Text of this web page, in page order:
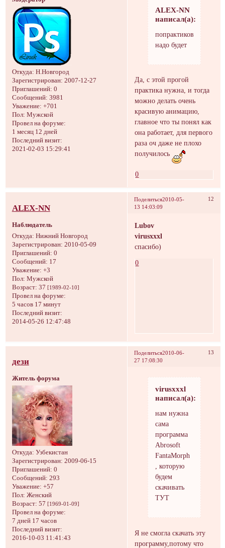
Откуда: Н.Новгород
Зарегистрирован: 2007-12-27
Приглашений: 0
Сообщений: 3981
Уважение: +701
Пол: Мужской
Провел на форуме:
1 месяц 12 дней
Последний визит:
2021-02-03 15:29:41
ALEX-NN
написал(а):
попрактиковаться
надо будет
Да, с этой прогой
практика нужна, и тогда
можно делать очень
красивую анимацию,
главное что ты понял как
она работает, для первого
раза оч даже не плохо
получилось
0
Поделиться 12
2010-05-
13 14:03:09
ALEX-NN
Наблюдатель
Откуда: Hижний Hовгород
Зарегистрирован: 2010-05-09
Приглашений: 0
Сообщений: 17
Уважение: +3
Пол: Мужской
Возраст: 37 [1989-02-10]
Провел на форуме:
5 часов 17 минут
Последний визит:
2014-05-26 12:47:48
Lubov
virusxxxl
спасибо)
0
Поделиться 13
2010-06-
27 17:08:30
дези
Житель форума
Откуда: Узбекистан
Зарегистрирован: 2009-06-15
Приглашений: 0
Сообщений: 293
Уважение: +57
Пол: Женский
Возраст: 57 [1969-01-09]
Провел на форуме:
7 дней 17 часов
Последний визит:
2016-10-03 11:41:43
virusxxxl
написал(а):
нам нужна
сама
программа
Abrosoft
FantaMorph
, которую
будем
скачивать
ТУТ
Я не смогла скачать эту
программу,потому что